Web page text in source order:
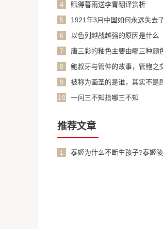
4
赋得暮雨送李胄翻译赏析
5
1921年3月中国如何永远失去
6
以色列越战越强的原因是什么
7
唐三彩的釉色主要由哪三种颜
8
鲍叔牙与管仲的故事，管鲍之
9
被称为画圣的是谁，其实不是
10
一问三不知指哪三不知
推荐文章
1
泰姬为什么不断生孩子?泰姬